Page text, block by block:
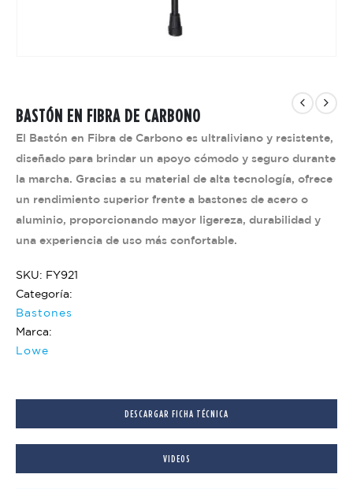
BASTÓN EN FIBRA DE CARBONO
El Bastón en Fibra de Carbono es ultraliviano y resistente,
diseñado para brindar un apoyo cómodo y seguro durante
la marcha. Gracias a su material de alta tecnología, ofrece
un rendimiento superior frente a bastones de acero o
aluminio, proporcionando mayor ligereza, durabilidad y
una experiencia de uso más confortable.
SKU: FY921
Categoría:
Bastones
Marca:
Lowe
DESCARGAR FICHA TÉCNICA
VIDEOS